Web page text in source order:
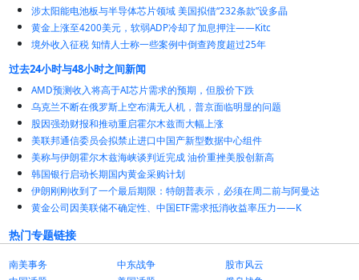
涉太阳能电池板与半导体芯片领域 美国拟借“232条款”设多晶
黄金上涨至4200美元，软弱ADP冷却了加息押注——Kitc
境外收入征税 知情人士称一些案例中倒查跨度超过25年
过去24小时与48小时之间新闻
AMD预测收入将高于AI芯片需求的预期，但股价下跌
乌克兰不断在俄罗斯上空布满无人机，普京面临明显的问题
股因强劲财报和推动重启霍尔木兹而大幅上涨
美联邦通信委员会拟禁止进口中国产新型数据中心组件
美称与伊朗霍尔木兹海峡谈判近完成 油价重挫美股创新高
韩国银行启动长期国内黄金采购计划
伊朗刚刚收到了一个最后期限：特朗普表示，必须在周二前与阿曼达
黄金公司因美联储不确定性、中国ETF需求抵消收益率压力——K
热门专题链接
南美事务 中东战争
股市风云